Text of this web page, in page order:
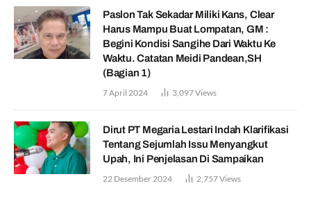
Paslon Tak Sekadar Miliki Kans, Clear
Harus Mampu Buat Lompatan, GM :
Begini Kondisi Sangihe Dari Waktu Ke
Waktu. Catatan Meidi Pandean,SH
(Bagian 1)
7 April 2024 3,097Views
Dirut PT Megaria Lestari Indah Klarifikasi
Tentang Sejumlah Issu Menyangkut
Upah, Ini Penjelasan Di Sampaikan
22 Desember 2024 2,757Views